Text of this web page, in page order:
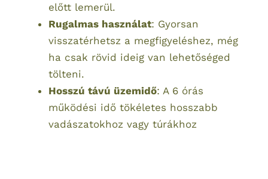
előtt lemerül.
Rugalmas használat: Gyorsan
visszatérhetsz a megfigyeléshez, még
ha csak rövid ideig van lehetőséged
tölteni.
Hosszú távú üzemidő: A 6 órás
működési idő tökéletes hosszabb
vadászatokhoz vagy túrákhoz